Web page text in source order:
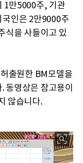
1만5000주, 기관
국인은 2만9000주
식을 사들이고 있
출원한 BM모델을
동영상은 참고용이
않습니다.